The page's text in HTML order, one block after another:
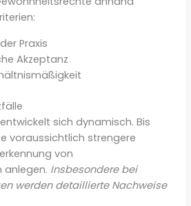
Praxis
Akzeptanz
sich dynamisch. Bis
voraussichtlich strengere
von
anlegen. Insbesondere bei
werden detaillierte Nachweise